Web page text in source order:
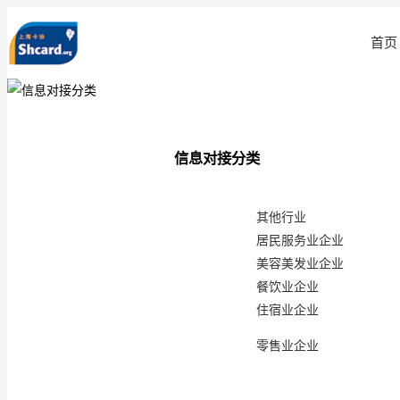
首页
信息对接分类
其他行业
居民服务业企业
美容美发业企业
餐饮业企业
住宿业企业
零售业企业